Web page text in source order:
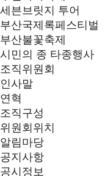
세븐브릿지 투어
부산국제록페스티벌
부산불꽃축제
시민의 종 타종행사
조직위원회
인사말
연혁
조직구성
위원회위치
알림마당
공지사항
공시정보